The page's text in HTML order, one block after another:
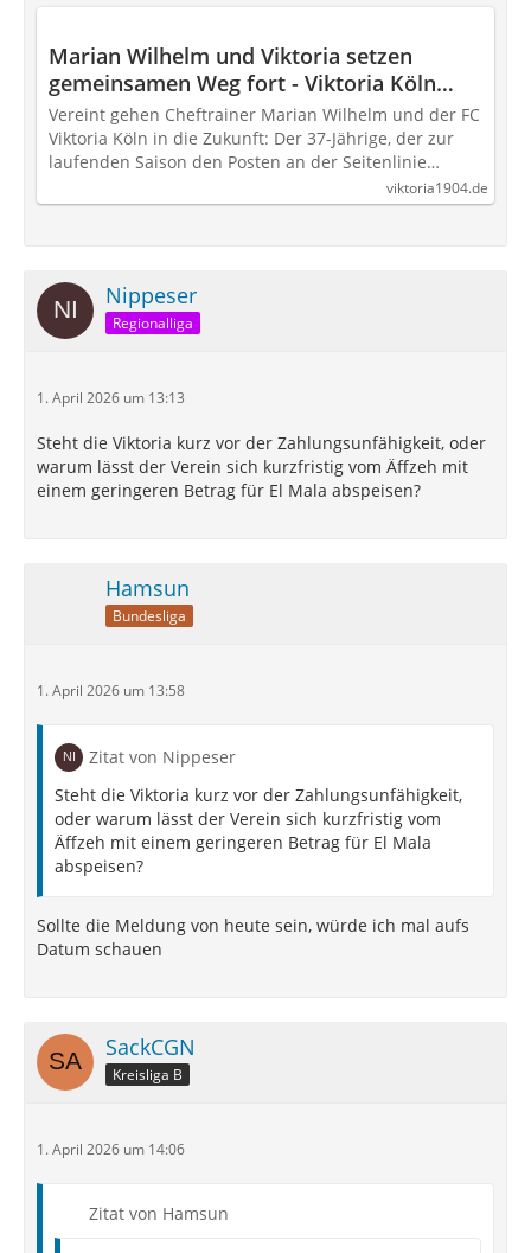
Marian Wilhelm und Viktoria setzen
gemeinsamen Weg fort - Viktoria Köln
1904 e.V.
Vereint gehen Cheftrainer Marian Wilhelm und der FC
Viktoria Köln in die Zukunft: Der 37-Jährige, der zur
laufenden Saison den Posten an der Seitenlinie…
viktoria1904.de
Nippeser
Regionalliga
1. April 2026 um 13:13
Steht die Viktoria kurz vor der Zahlungsunfähigkeit, oder
warum lässt der Verein sich kurzfristig vom Äffzeh mit
einem geringeren Betrag für El Mala abspeisen?
Hamsun
Bundesliga
1. April 2026 um 13:58
Zitat von Nippeser
Steht die Viktoria kurz vor der Zahlungsunfähigkeit,
oder warum lässt der Verein sich kurzfristig vom
Äffzeh mit einem geringeren Betrag für El Mala
abspeisen?
Sollte die Meldung von heute sein, würde ich mal aufs
Datum schauen
SackCGN
Kreisliga B
1. April 2026 um 14:06
Zitat von Hamsun